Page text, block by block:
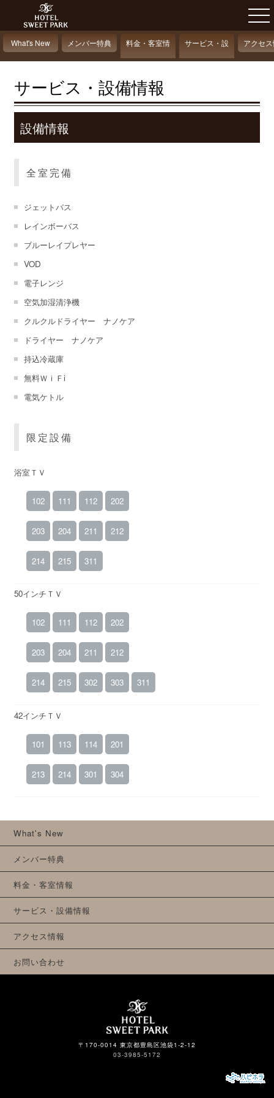
What's New メンバー特典
料金・客室情
報
サービス・設
備情報
アクセ
サービス・設備情報
設備情報
全室完備
ジェットバス
レインボーバス
ブルーレイプレヤー
VOD
電子レンジ
空気加湿清浄機
クルクルドライヤー ナノケア
ドライヤー ナノケア
持込冷蔵庫
無料ＷｉＦi
電気ケトル
限定設備
浴室ＴＶ
102 111 112 202
203 204 211 212
214 215 311
50インチＴＶ
102 111 112 202
203 204 211 212
214 215 302 303 311
42インチＴＶ
101 113 114 201
213 214 301 304
What's New
メンバー特典
料金・客室情報
サービス・設備情報
アクセス情報
お問い合わせ
〒170-0014 東京都豊島区池袋1-2-12
03-3985-5172